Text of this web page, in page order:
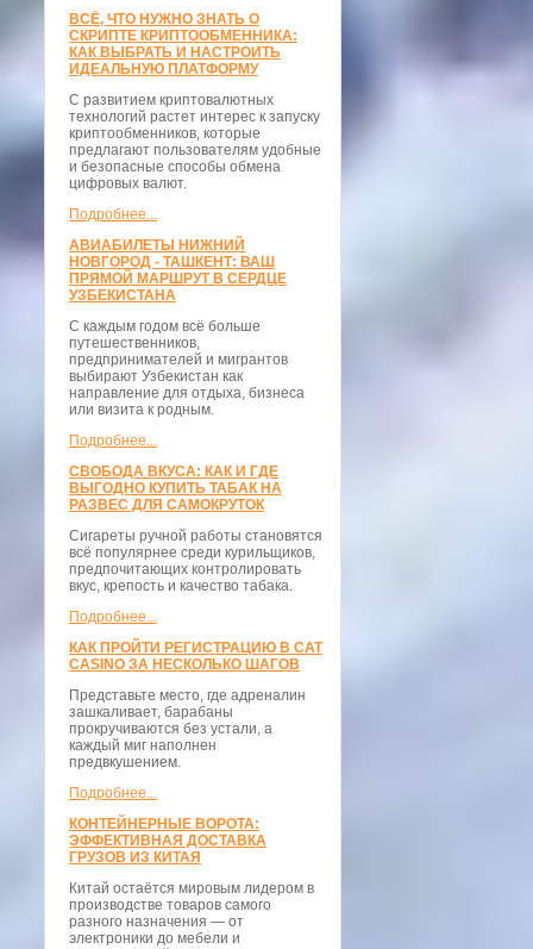
ВСЁ, ЧТО НУЖНО ЗНАТЬ О
СКРИПТЕ КРИПТООБМЕННИКА:
КАК ВЫБРАТЬ И НАСТРОИТЬ
ИДЕАЛЬНУЮ ПЛАТФОРМУ
С развитием криптовалютных
технологий растет интерес к запуску
криптообменников, которые
предлагают пользователям удобные
и безопасные способы обмена
цифровых валют.
Подробнее...
АВИАБИЛЕТЫ НИЖНИЙ
НОВГОРОД - ТАШКЕНТ: ВАШ
ПРЯМОЙ МАРШРУТ В СЕРДЦЕ
УЗБЕКИСТАНА
С каждым годом всё больше
путешественников,
предпринимателей и мигрантов
выбирают Узбекистан как
направление для отдыха, бизнеса
или визита к родным.
Подробнее...
СВОБОДА ВКУСА: КАК И ГДЕ
ВЫГОДНО КУПИТЬ ТАБАК НА
РАЗВЕС ДЛЯ САМОКРУТОК
Сигареты ручной работы становятся
всё популярнее среди курильщиков,
предпочитающих контролировать
вкус, крепость и качество табака.
Подробнее...
КАК ПРОЙТИ РЕГИСТРАЦИЮ В CAT
CASINO ЗА НЕСКОЛЬКО ШАГОВ
Представьте место, где адреналин
зашкаливает, барабаны
прокручиваются без устали, а
каждый миг наполнен
предвкушением.
Подробнее...
КОНТЕЙНЕРНЫЕ ВОРОТА:
ЭФФЕКТИВНАЯ ДОСТАВКА
ГРУЗОВ ИЗ КИТАЯ
Китай остаётся мировым лидером в
производстве товаров самого
разного назначения — от
электроники до мебели и